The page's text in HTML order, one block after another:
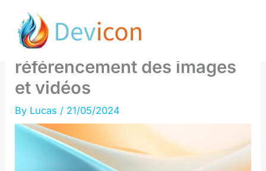
content
2 robots révolutionnaires
pour booster le
référencement des images
et vidéos
By Lucas / 21/05/2024